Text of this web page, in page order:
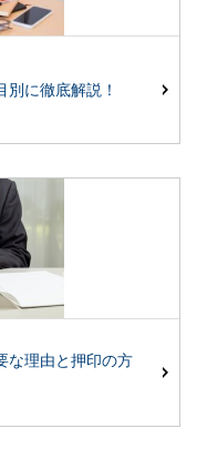
に徹底解説！
な理由と押印の方